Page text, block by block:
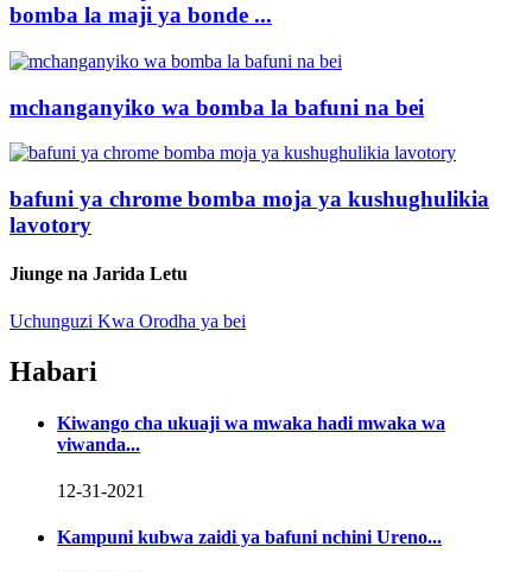
bomba la maji ya bonde ...
mchanganyiko wa bomba la bafuni na bei
bafuni ya chrome bomba moja ya kushughulikia
lavotory
Jiunge na Jarida Letu
Uchunguzi Kwa Orodha ya bei
Habari
Kiwango cha ukuaji wa mwaka hadi mwaka wa
viwanda...
12-31-2021
Kampuni kubwa zaidi ya bafuni nchini Ureno...